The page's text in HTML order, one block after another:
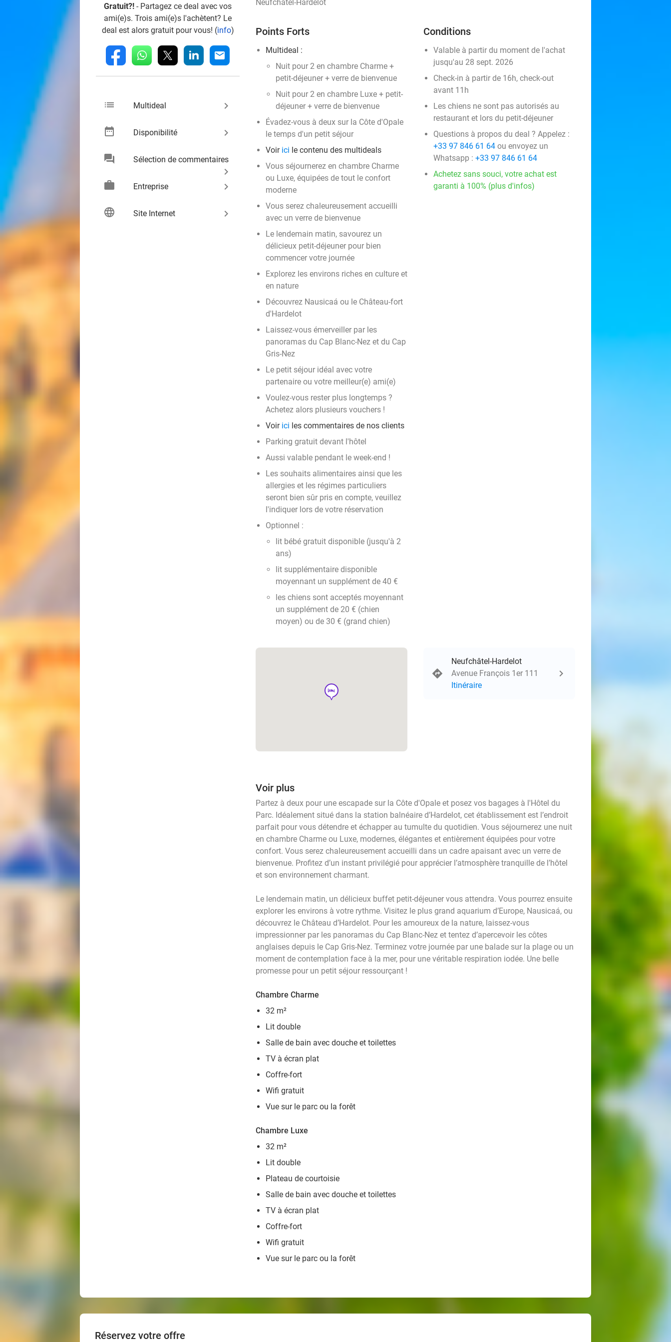
Gratuit?! - Partagez ce deal avec vos
ami(e)s. Trois ami(e)s l'achètent? Le
deal est alors gratuit pour vous! (info)
fb whatsapp linkedin mail
list Multideal keyboard_arrow_right
date_range Disponibilité keyboard_arrow_right
chat Sélection de commentaires
keyboard_arrow_right
work
Entreprise keyboard_arrow_right
language Site Internet keyboard_arrow_right
Neufchâtel-Hardelot
Points Forts
Multideal :
Nuit pour 2 en chambre Charme +
petit-déjeuner + verre de bienvenue
Nuit pour 2 en chambre Luxe + petit-
déjeuner + verre de bienvenue
Évadez-vous à deux sur la Côte d'Opale
le temps d'un petit séjour
Voir ici le contenu des multideals
Vous séjournerez en chambre Charme
ou Luxe, équipées de tout le confort
moderne
Vous serez chaleureusement accueilli
avec un verre de bienvenue
Le lendemain matin, savourez un
délicieux petit-déjeuner pour bien
commencer votre journée
Explorez les environs riches en culture et
en nature
Découvrez Nausicaá ou le Château-fort
d'Hardelot
Laissez-vous émerveiller par les
panoramas du Cap Blanc-Nez et du Cap
Gris-Nez
Le petit séjour idéal avec votre
partenaire ou votre meilleur(e) ami(e)
Voulez-vous rester plus longtemps ?
Achetez alors plusieurs vouchers !
Voir ici les commentaires de nos clients
Parking gratuit devant l'hôtel
Aussi valable pendant le week-end !
Les souhaits alimentaires ainsi que les
allergies et les régimes particuliers
seront bien sûr pris en compte, veuillez
l'indiquer lors de votre réservation
Optionnel :
lit bébé gratuit disponible (jusqu'à 2
ans)
lit supplémentaire disponible
moyennant un supplément de 40 €
les chiens sont acceptés moyennant
un supplément de 20 € (chien
moyen) ou de 30 € (grand chien)
Conditions
Valable à partir du moment de l'achat
jusqu'au 28 sept. 2026
Check-in à partir de 16h, check-out
avant 11h
Les chiens ne sont pas autorisés au
restaurant et lors du petit-déjeuner
Questions à propos du deal ? Appelez :
+33 97 846 61 64 ou envoyez un
Whatsapp : +33 97 846 61 64
Achetez sans souci, votre achat est
garanti à 100% (plus d'infos)
hotel
Neufchâtel-Hardelot
Avenue François 1er 111
Itinéraire
Voir plus
Partez à deux pour une escapade sur la Côte d'Opale et posez vos bagages à l'Hôtel du
Parc. Idéalement situé dans la station balnéaire d’Hardelot, cet établissement est l’endroit
parfait pour vous détendre et échapper au tumulte du quotidien. Vous séjournerez une nuit
en chambre Charme ou Luxe, modernes, élégantes et entièrement équipées pour votre
confort. Vous serez chaleureusement accueilli dans un cadre apaisant avec un verre de
bienvenue. Profitez d’un instant privilégié pour apprécier l’atmosphère tranquille de l’hôtel
et son environnement charmant.
Le lendemain matin, un délicieux buffet petit-déjeuner vous attendra. Vous pourrez ensuite
explorer les environs à votre rythme. Visitez le plus grand aquarium d’Europe, Nausicaá, ou
découvrez le Château d’Hardelot. Pour les amoureux de la nature, laissez-vous
impressionner par les panoramas du Cap Blanc-Nez et tentez d’apercevoir les côtes
anglaises depuis le Cap Gris-Nez. Terminez votre journée par une balade sur la plage ou un
moment de contemplation face à la mer, pour une véritable respiration iodée. Une belle
promesse pour un petit séjour ressourçant !
Chambre Charme
32 m²
Lit double
Salle de bain avec douche et toilettes
TV à écran plat
Coffre-fort
Wifi gratuit
Vue sur le parc ou la forêt
Chambre Luxe
32 m²
Lit double
Plateau de courtoisie
Salle de bain avec douche et toilettes
TV à écran plat
Coffre-fort
Wifi gratuit
Vue sur le parc ou la forêt
Réservez votre offre